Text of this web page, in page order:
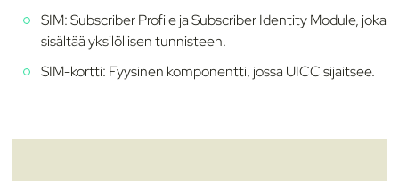
SIM: Subscriber Profile ja Subscriber Identity Module, joka
sisältää yksilöllisen tunnisteen.
SIM-kortti: Fyysinen komponentti, jossa UICC sijaitsee.